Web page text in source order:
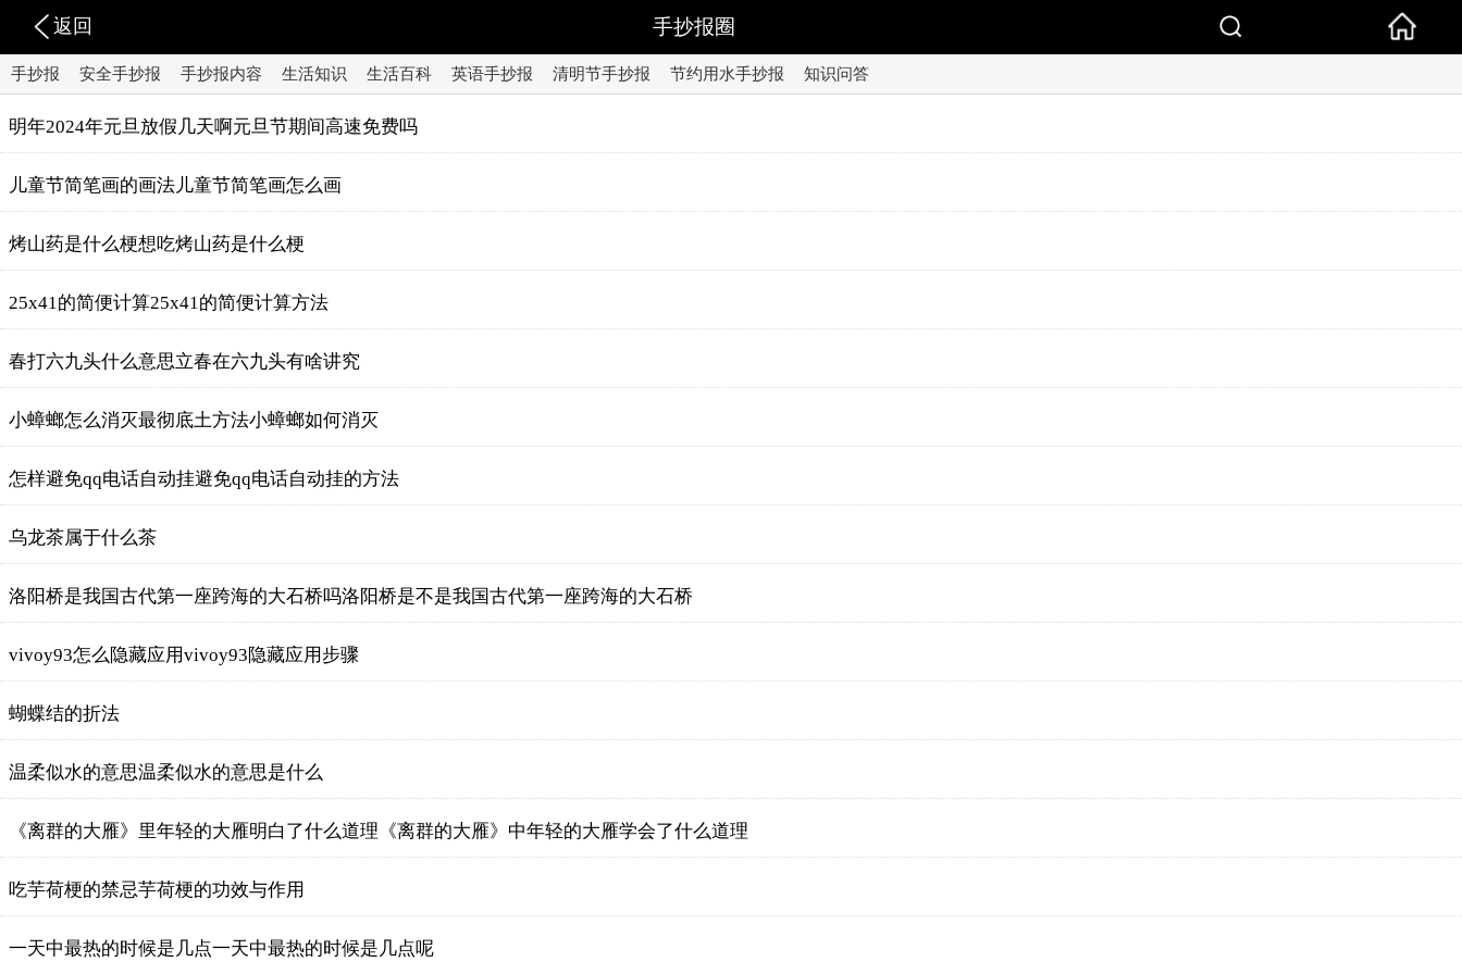
返回 手抄报圈
手抄报 安全手抄报 手抄报内容 生活知识 生活百科 英语手抄报 清明节手抄报 节约用水手抄报 知识问答
明年2024年元旦放假几天啊元旦节期间高速免费吗
儿童节简笔画的画法儿童节简笔画怎么画
烤山药是什么梗想吃烤山药是什么梗
25x41的简便计算25x41的简便计算方法
春打六九头什么意思立春在六九头有啥讲究
小蟑螂怎么消灭最彻底土方法小蟑螂如何消灭
怎样避免qq电话自动挂避免qq电话自动挂的方法
乌龙茶属于什么茶
洛阳桥是我国古代第一座跨海的大石桥吗洛阳桥是不是我国古代第一座跨海的大石桥
vivoy93怎么隐藏应用vivoy93隐藏应用步骤
蝴蝶结的折法
温柔似水的意思温柔似水的意思是什么
《离群的大雁》里年轻的大雁明白了什么道理《离群的大雁》中年轻的大雁学会了什么道理
吃芋荷梗的禁忌芋荷梗的功效与作用
一天中最热的时候是几点一天中最热的时候是几点呢